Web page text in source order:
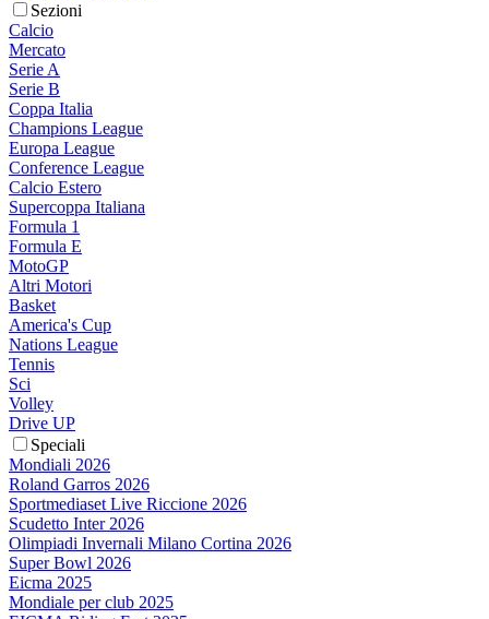
Sezioni
Calcio
Mercato
Serie A
Serie B
Coppa Italia
Champions League
Europa League
Conference League
Calcio Estero
Supercoppa Italiana
Formula 1
Formula E
MotoGP
Altri Motori
Basket
America's Cup
Nations League
Tennis
Sci
Volley
Drive UP
Speciali
Mondiali 2026
Roland Garros 2026
Sportmediaset Live Riccione 2026
Scudetto Inter 2026
Olimpiadi Invernali Milano Cortina 2026
Super Bowl 2026
Eicma 2025
Mondiale per club 2025